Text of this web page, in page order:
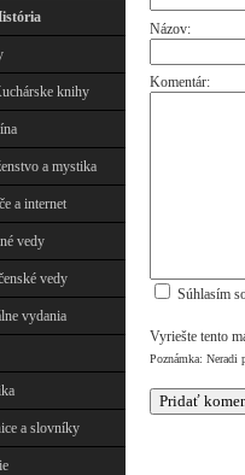
knihy
a mystika
a internet
vedy
vedy
vydania
a slovníky
Názov:
Komentár:
Súhlasím
Vyriešte tento
Poznámka: Neradi